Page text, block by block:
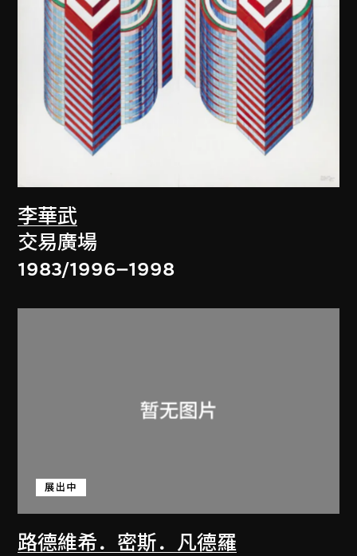
李華武
交易廣場
1983/1996–1998
路德維希．密斯．凡德羅
展出中